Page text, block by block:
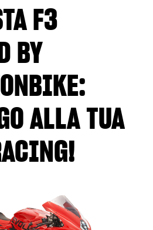
F3
BY
ALLA TUA